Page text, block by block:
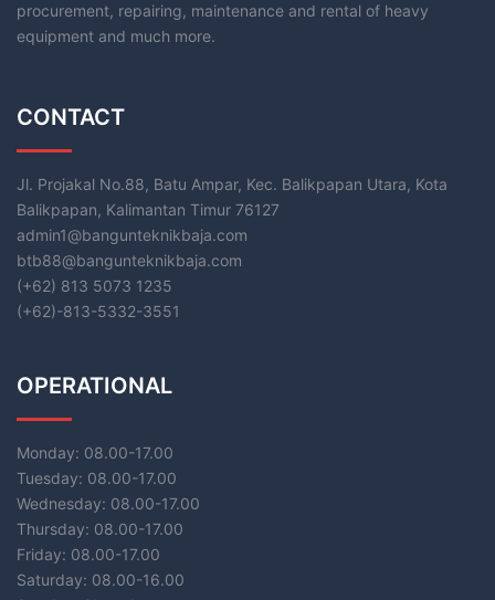
procurement, repairing, maintenance and rental of heavy
equipment and much more.
CONTACT
Jl. Projakal No.88, Batu Ampar, Kec. Balikpapan Utara, Kota
Balikpapan, Kalimantan Timur 76127
admin1@bangunteknikbaja.com
btb88@bangunteknikbaja.com
(+62) 813 5073 1235
(+62)-813-5332-3551​
OPERATIONAL
Monday: 08.00-17.00
Tuesday: 08.00-17.00
Wednesday: 08.00-17.00
Thursday: 08.00-17.00
Friday: 08.00-17.00
Saturday: 08.00-16.00